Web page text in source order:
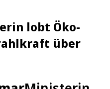
lobt Öko-
über